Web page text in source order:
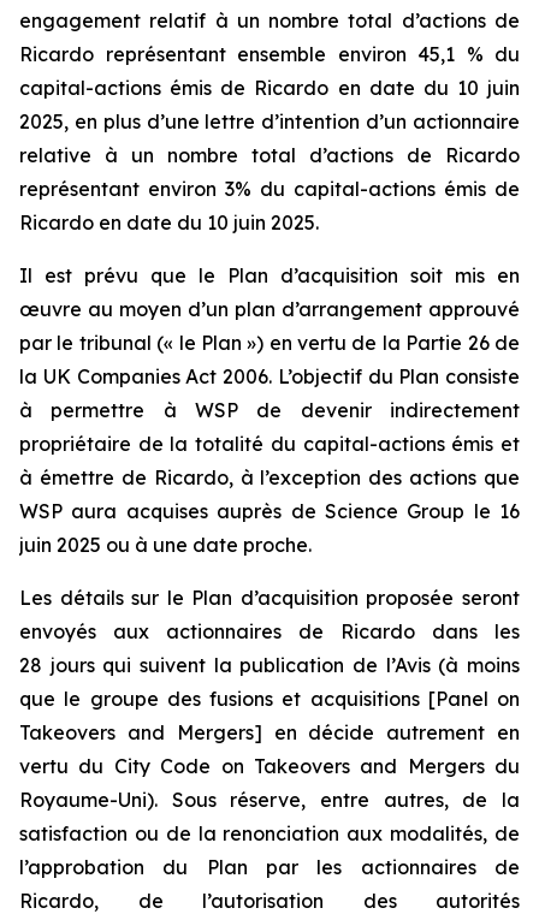
engagement relatif à un nombre total d’actions de
Ricardo représentant ensemble environ 45,1 % du
capital-actions émis de Ricardo en date du 10 juin
2025, en plus d’une lettre d’intention d’un actionnaire
relative à un nombre total d’actions de Ricardo
représentant environ 3% du capital-actions émis de
Ricardo en date du 10 juin 2025.
Il est prévu que le Plan d’acquisition soit mis en
œuvre au moyen d’un plan d’arrangement approuvé
par le tribunal (« le Plan ») en vertu de la Partie 26 de
la UK Companies Act 2006. L’objectif du Plan consiste
à permettre à WSP de devenir indirectement
propriétaire de la totalité du capital-actions émis et
à émettre de Ricardo, à l’exception des actions que
WSP aura acquises auprès de Science Group le 16
juin 2025 ou à une date proche.
Les détails sur le Plan d’acquisition proposée seront
envoyés aux actionnaires de Ricardo dans les
28 jours qui suivent la publication de l’Avis (à moins
que le groupe des fusions et acquisitions [Panel on
Takeovers and Mergers] en décide autrement en
vertu du City Code on Takeovers and Mergers du
Royaume-Uni). Sous réserve, entre autres, de la
satisfaction ou de la renonciation aux modalités, de
l’approbation du Plan par les actionnaires de
Ricardo, de l’autorisation des autorités